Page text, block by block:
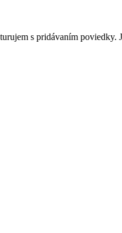
s pridávaním poviedky.